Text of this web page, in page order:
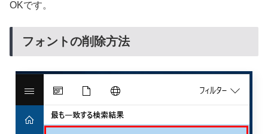
OKです。
フォントの削除方法